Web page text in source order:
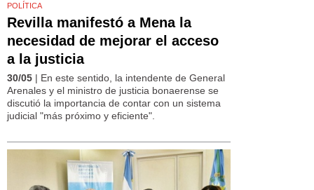
POLÍTICA
Revilla manifestó a Mena la
necesidad de mejorar el acceso
a la justicia
30/05 | En este sentido, la intendente de General
Arenales y el ministro de justicia bonaerense se
discutió la importancia de contar con un sistema
judicial "más próximo y eficiente".